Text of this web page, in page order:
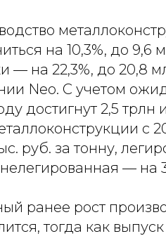
на 10,3%, до 9,6
— на 22,3%, до 20,8
Neo. С учетом
достигнут 2,5 трлн
с
руб. за тонну,
— на
ранее рост
тогда как